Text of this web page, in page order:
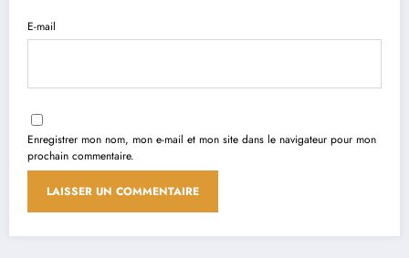
E-mail
Enregistrer mon nom, mon e-mail et mon site dans le navigateur pour mon
prochain commentaire.